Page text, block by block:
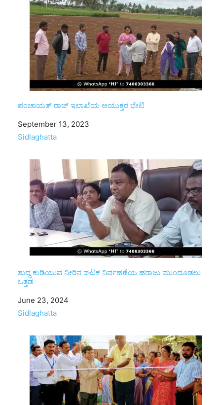
ಪಂಚಾಯತ್ ರಾಜ್ ಇಲಾಖೆಯ ಆಯುಕ್ತರ ಭೇಟಿ
Date
September 13, 2023
In relation to
Sidlaghatta
ಶುದ್ಧ ಕುಡಿಯುವ ನೀರಿನ ಘಟಕ ನಿರ್ವಹಣೆಯ ಹರಾಜು ಮುಂದೂಡಲು
ಒತ್ತಡ
Date
June 23, 2024
In relation to
Sidlaghatta